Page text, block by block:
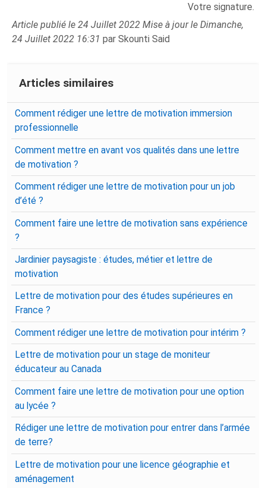
Votre signature.
Article publié le 24 Juillet 2022 Mise à jour le Dimanche,
24 Juillet 2022 16:31par Skounti Said
Articles similaires
Comment rédiger une lettre de motivation immersion
professionnelle
Comment mettre en avant vos qualités dans une lettre
de motivation ?
Comment rédiger une lettre de motivation pour un job
d’été ?
Comment faire une lettre de motivation sans expérience
?
Jardinier paysagiste : études, métier et lettre de
motivation
Lettre de motivation pour des études supérieures en
France ?
Comment rédiger une lettre de motivation pour intérim ?
Lettre de motivation pour un stage de moniteur
éducateur au Canada
Comment faire une lettre de motivation pour une option
au lycée ?
Rédiger une lettre de motivation pour entrer dans l’armée
de terre?
Lettre de motivation pour une licence géographie et
aménagement